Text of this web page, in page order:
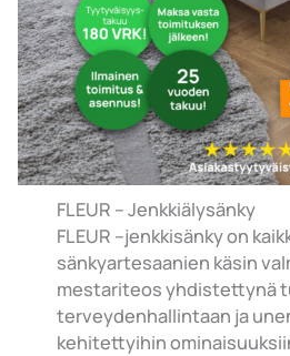
FLEUR – Jenkkiälysänky
FLEUR –jenkkisänky on
sänkyartesaanien käsin
mestariteos yhdistettynä
terveydenhallintaan ja
kehitettyihin